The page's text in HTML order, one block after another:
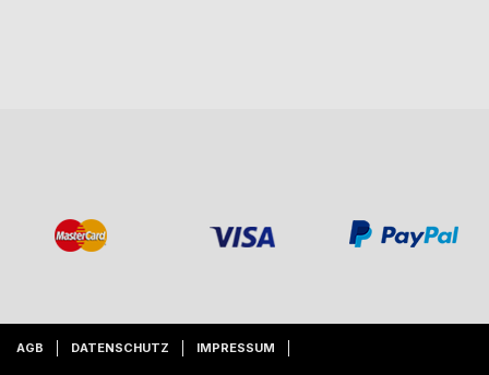
AGB DATENSCHUTZ IMPRESSUM